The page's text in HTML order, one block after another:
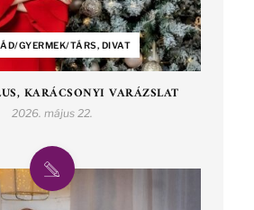
GYERMEK/TÁRS, DIVAT
KARÁCSONYI VARÁZSLAT
2026. május 22.